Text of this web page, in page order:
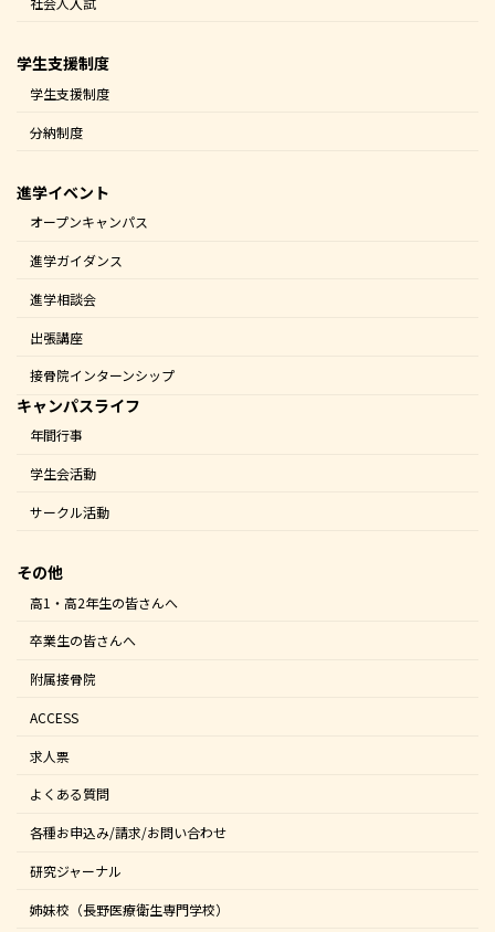
学生支援制度
学生支援制度
分納制度
進学イベント
オープンキャンパス
進学ガイダンス
進学相談会
出張講座
接骨院インターンシップ
キャンパスライフ
年間行事
学生会活動
サークル活動
その他
高1・高2年生の皆さんへ
卒業生の皆さんへ
附属接骨院
ACCESS
求人票
よくある質問
各種お申込み/請求/お問い合わせ
研究ジャーナル
姉妹校（長野医療衛生専門学校）